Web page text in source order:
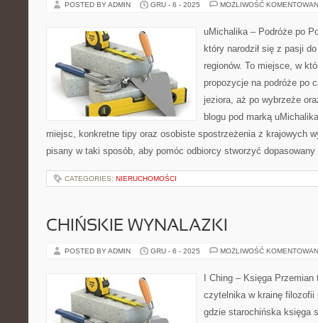
POSTED BY ADMIN GRU - 6 - 2025 MOŻLIWOŚĆ
uMichalika – Podróże po
który narodził się z pasji
regionów. To miejsce, w
propozycje na podróże po
jeziora, aż po wybrzeże
blogu pod marką
miejsc, konkretne tipy oraz osobiste spostrzeżenia z krajowych
pisany w taki sposób, aby pomóc odbiorcy stworzyć
CATEGORIES: NIERUCHOMOŚCI
CHIŃSKIE WYNALAZKI
POSTED BY ADMIN GRU - 6 - 2025 MOŻLIWOŚĆ
I Ching – Księga
czytelnika w krainę filozofii
gdzie starochińska księga